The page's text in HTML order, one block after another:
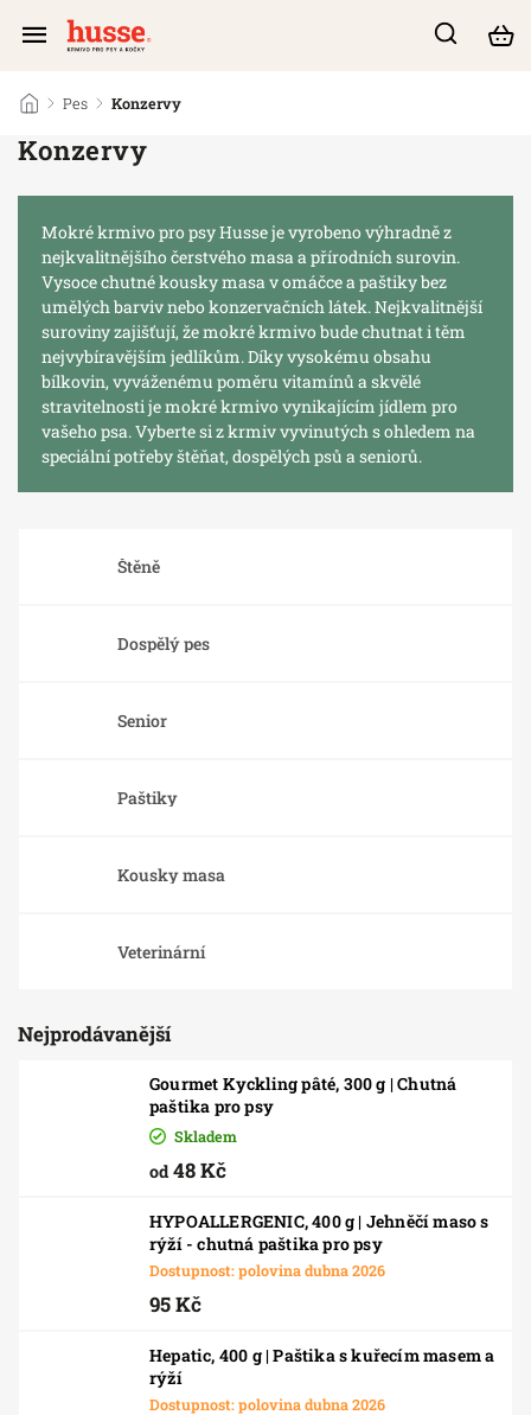
/ Pes / Konzervy
Konzervy
Mokré krmivo pro psy Husse je vyrobeno výhradně z
nejkvalitnějšího čerstvého masa a přírodních surovin.
Vysoce chutné kousky masa v omáčce a paštiky bez
umělých barviv nebo konzervačních látek. Nejkvalitnější
suroviny zajišťují, že mokré krmivo bude chutnat i těm
nejvybíravějším jedlíkům. Díky vysokému obsahu
bílkovin, vyváženému poměru vitamínů a skvělé
stravitelnosti je mokré krmivo vynikajícím jídlem pro
vašeho psa. Vyberte si z krmiv vyvinutých s ohledem na
speciální potřeby štěňat, dospělých psů a seniorů.
Štěně
Dospělý pes
Senior
Paštiky
Kousky masa
Veterinární
Nejprodávanější
Gourmet Kyckling pâté, 300 g | Chutná
paštika pro psy
Skladem
od48 Kč
HYPOALLERGENIC, 400 g | Jehněčí maso s
rýží - chutná paštika pro psy
Dostupnost: polovina dubna 2026
95 Kč
Hepatic, 400 g | Paštika s kuřecím masem a
rýží
Dostupnost: polovina dubna 2026